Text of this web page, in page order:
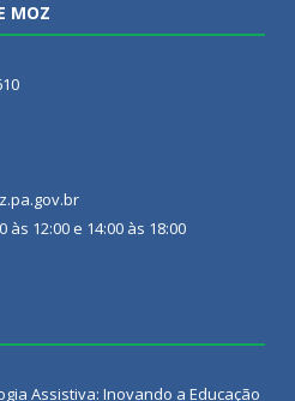
MOZ
12:00 e 14:00 às 18:00
Assistiva: Inovando a Educação